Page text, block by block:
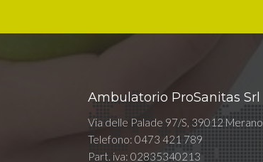
Ambulatorio ProSanitas Srl
Via delle Palade 97/S, 39012 Merano
Telefono: 0473 421 789
Part. iva: 02835340213